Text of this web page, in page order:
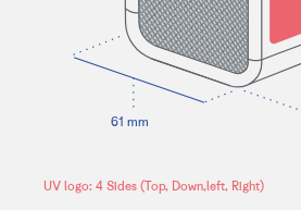
61 mm
UV logo: 4 Sides (Top, Down,left, Right)